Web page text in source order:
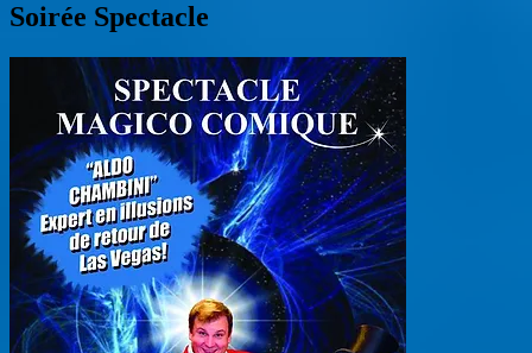
Soirée Spectacle